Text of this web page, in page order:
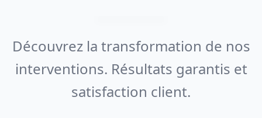
Découvrez la transformation de nos
interventions. Résultats garantis et
satisfaction client.